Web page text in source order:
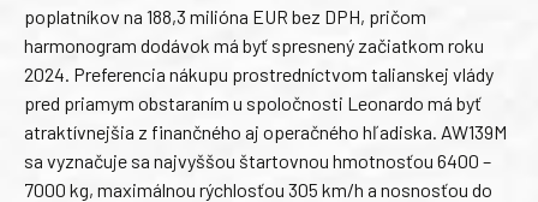
poplatníkov na 188,3 milióna EUR bez DPH, pričom
harmonogram dodávok má byť spresnený začiatkom roku
2024. Preferencia nákupu prostredníctvom talianskej vlády
pred priamym obstaraním u spoločnosti Leonardo má byť
atraktívnejšia z finančného aj operačného hľadiska. AW139M
sa vyznačuje sa najvyššou štartovnou hmotnosťou 6400 –
7000 kg, maximálnou rýchlosťou 305 km/h a nosnosťou do